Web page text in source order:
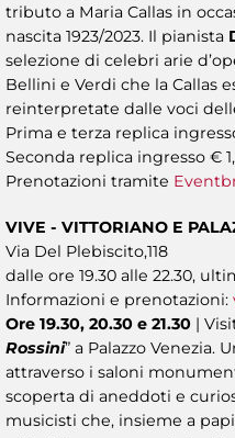
tributo a Maria Callas in
nascita 1923/2023. Il pianista
selezione di celebri arie
Bellini e Verdi che la Callas
reinterpretate dalle voci
Prima e terza replica
Seconda replica ingresso €
Prenotazioni tramite
VIVE - VITTORIANO E
Via Del Plebiscito,118
dalle ore 19.30 alle 22.30,
Informazioni e prenotazioni:
Ore 19.30, 20.30 e 21.30 |
Rossini” a Palazzo Venezia.
attraverso i saloni
scoperta di aneddoti e
musicisti che, insieme a